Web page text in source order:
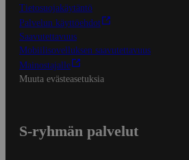
Tietosuojakäytäntö
Palvelun käyttöehdot
Saavutettavuus
Mobiilisovelluksen saavutettavuus
Mainostajalle
Muuta evästeasetuksia
S-ryhmän palvelut